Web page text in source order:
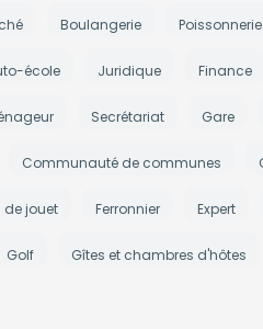
Boulangerie Poissonnerie
école Juridique Finance
Secrétariat Gare
Communauté de communes
jouet Ferronnier Expert
Golf Gîtes et chambres d'hôtes